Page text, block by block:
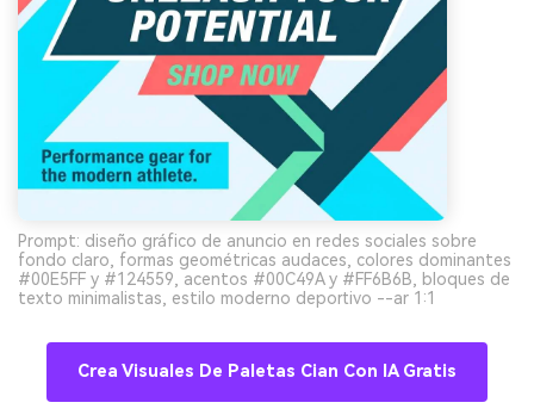
Prompt: diseño gráfico de anuncio en redes sociales sobre
fondo claro, formas geométricas audaces, colores dominantes
#00E5FF y #124559, acentos #00C49A y #FF6B6B, bloques de
texto minimalistas, estilo moderno deportivo --ar 1:1
Crea Visuales De Paletas Cian Con IA Gratis